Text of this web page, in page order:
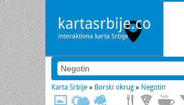
Karta Srbije » Borski okrug » Negotin